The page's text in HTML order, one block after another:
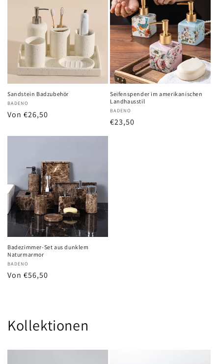
Sandstein Badzubehör
Anbieter:
BADENO
Normaler
Von €26,50
Seifenspender im amerikanischen
Landhausstil
Anbieter:
BADENO
Normaler
€23,50
Badezimmer-Set aus dunklem
Naturmarmor
Anbieter:
BADENO
Normaler
Von €56,50
Kollektionen